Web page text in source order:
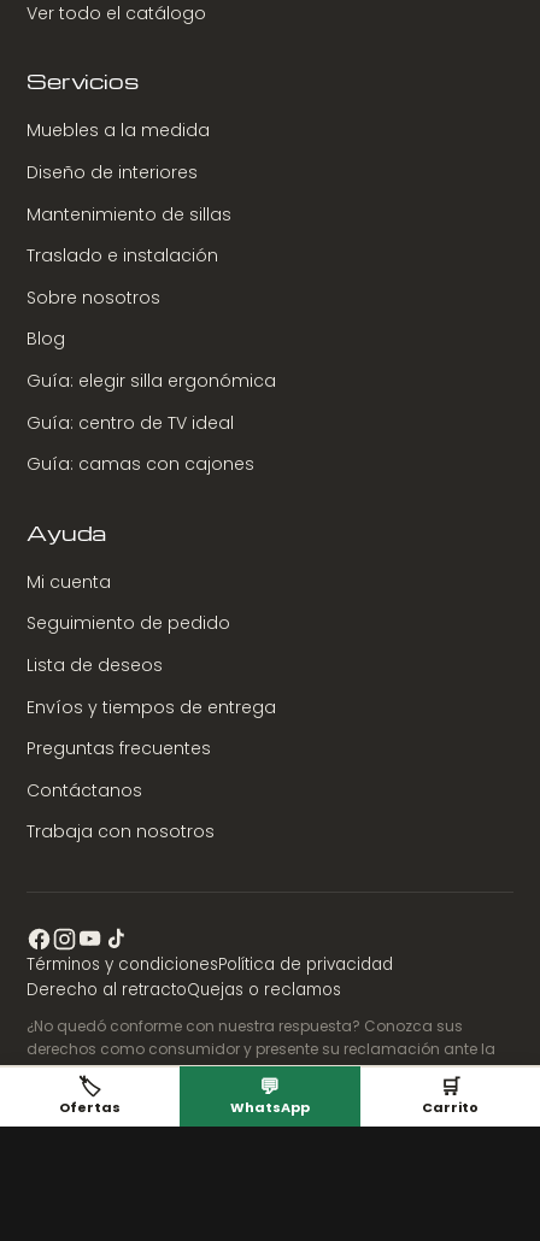
Ver todo el catálogo
Servicios
Muebles a la medida
Diseño de interiores
Mantenimiento de sillas
Traslado e instalación
Sobre nosotros
Blog
Guía: elegir silla ergonómica
Guía: centro de TV ideal
Guía: camas con cajones
Ayuda
Mi cuenta
Seguimiento de pedido
Lista de deseos
Envíos y tiempos de entrega
Preguntas frecuentes
Contáctanos
Trabaja con nosotros
Términos y condicionesPolítica de privacidad
Derecho al retractoQuejas o reclamos
¿No quedó conforme con nuestra respuesta? Conozca sus
derechos como consumidor y presente su reclamación ante la
Superintendencia de Industria y Comercio:www.sic.gov.co
Pagos seguros con Wompi · Addi (4 cuotas) · Visa ·
🏷️
Ofertas
💬
WhatsApp
🛒
Carrito